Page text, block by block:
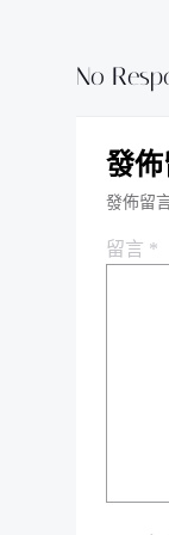
No
發
發佈留
留言 *